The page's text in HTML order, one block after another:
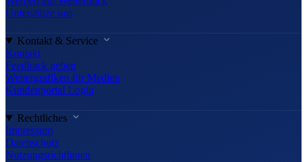
Unterstütze uns
Kontakt & Service
Kontakt
Feedback geben
Wettergrafiken für Medien
Kundenportal Login
Rechtliches
Impressum
Datenschutz
Nutzungsrichtlinien